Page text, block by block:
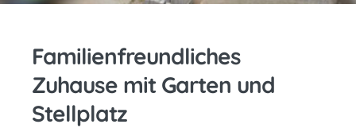
Familienfreundliches
Zuhause mit Garten und
Stellplatz